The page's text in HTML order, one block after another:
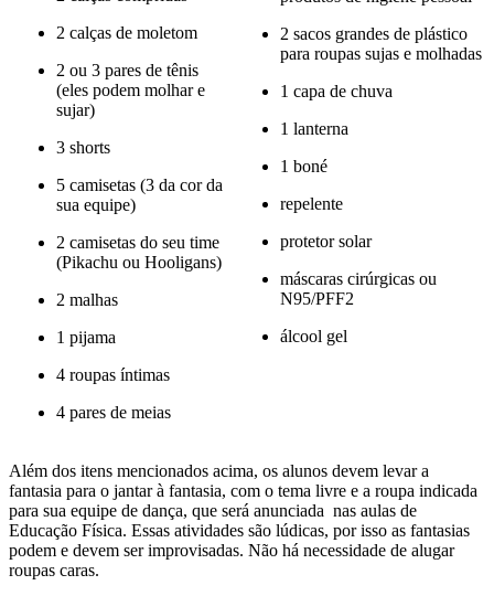
2 calças de moletom
2 ou 3 pares de tênis
(eles podem molhar e
sujar)
3 shorts
5 camisetas (3 da cor da
sua equipe)
2 camisetas do seu time
(Pikachu ou Hooligans)
2 malhas
1 pijama
4 roupas íntimas
4 pares de meias
2 sacos grandes de plástico
para roupas sujas e molhadas
1 capa de chuva
1 lanterna
1 boné
repelente
protetor solar
máscaras cirúrgicas ou
N95/PFF2
álcool gel
Além dos itens mencionados acima, os alunos devem levar a
fantasia para o jantar à fantasia, com o tema livre e a roupa indicada
para sua equipe de dança, que será anunciada nas aulas de
Educação Física. Essas atividades são lúdicas, por isso as fantasias
podem e devem ser improvisadas. Não há necessidade de alugar
roupas caras.